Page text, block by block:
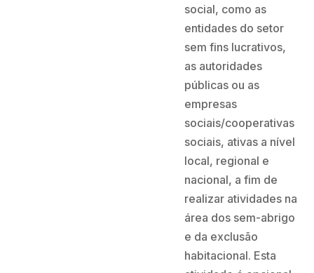
social, como as
entidades do setor
sem fins lucrativos,
as autoridades
públicas ou as
empresas
sociais/cooperativas
sociais, ativas a nível
local, regional e
nacional, a fim de
realizar atividades na
área dos sem-abrigo
e da exclusão
habitacional. Esta